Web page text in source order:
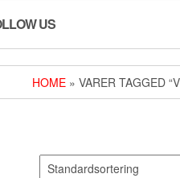
US
HOME » VARER TAGGED